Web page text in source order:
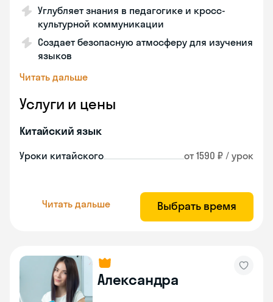
Углубляет знания в педагогике и кросс-
культурной коммуникации
Создает безопасную атмосферу для изучения
языков
Читать дальше
Услуги и цены
Китайский язык
Уроки китайского от 1590 ₽ / урок
Читать дальше Выбрать время
Александра